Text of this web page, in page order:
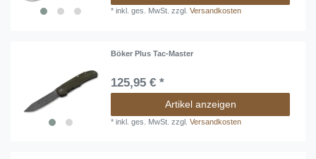
*inkl. ges. MwSt. zzgl.Versandkosten
Böker Plus Tac-Master
125,95 € *
Artikel anzeigen
*inkl. ges. MwSt. zzgl.Versandkosten